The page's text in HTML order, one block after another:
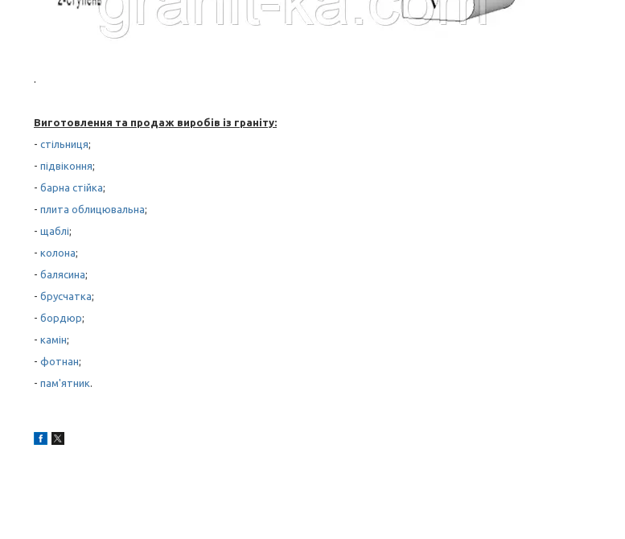
.
Виготовлення та продаж виробів із граніту:
- стільниця;
- підвіконня;
- барна стійка;
- плита облицювальна;
- щаблі;
- колона;
- балясина;
- брусчатка;
- бордюр;
- камін;
- фотнан;
- пам'ятник.